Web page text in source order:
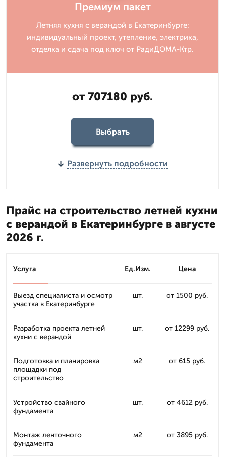
Премиум пакет
Летняя кухня с верандой в Екатеринбурге:
индивидуальный проект, утепление, электрика,
отделка и сдача под ключ от РадиДОМА-Ктр.
от 707180 руб.
Выбрать
Развернуть подробности
Прайс на строительство летней кухни
с верандой в Екатеринбурге в августе
2026 г.
Услуга Ед.Изм. Цена
Выезд специалиста и осмотр
участка в Екатеринбурге
шт. от 1500 руб.
Разработка проекта летней
кухни с верандой
шт. от 12299 руб.
Подготовка и планировка
площадки под
строительство
м2 от 615 руб.
Устройство свайного
фундамента
шт. от 4612 руб.
Монтаж ленточного
фундамента
м2 от 3895 руб.